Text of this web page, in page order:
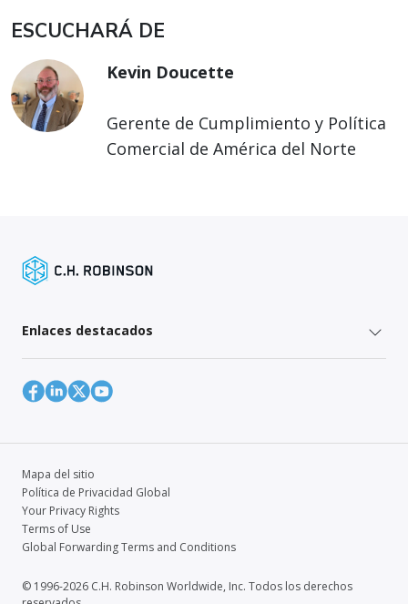
ESCUCHARÁ DE
Kevin Doucette
Gerente de Cumplimiento y Política
Comercial de América del Norte
Enlaces destacados
Mapa del sitio
Política de Privacidad Global
Your Privacy Rights
Terms of Use
Global Forwarding Terms and Conditions
© 1996-2026 C.H. Robinson Worldwide, Inc. Todos los derechos